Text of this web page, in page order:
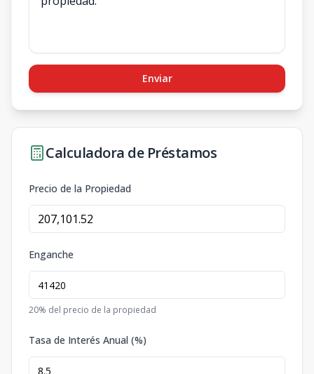
Enviar
Calculadora de Préstamos
Precio de la Propiedad
Enganche
20% del precio de la propiedad
Tasa de Interés Anual (%)